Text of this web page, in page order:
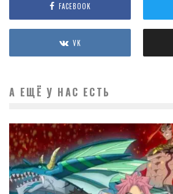
FACEBOOK
VK
А ЕЩЁ У НАС ЕСТЬ